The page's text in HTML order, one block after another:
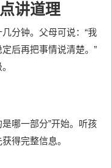
讲道理
分钟。父母可说：“我
后再把事情说清楚。”
哪一部分”开始。听孩
得完整信息。